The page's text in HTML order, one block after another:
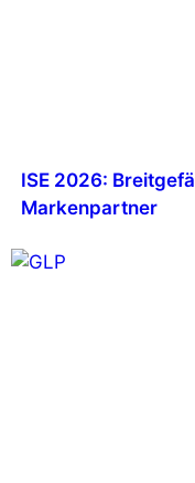
ISE 2026:
Markenpartner